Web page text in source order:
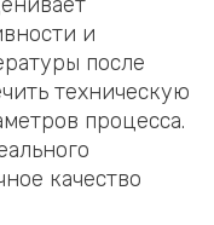
и
после
техническую
процесса.
качество